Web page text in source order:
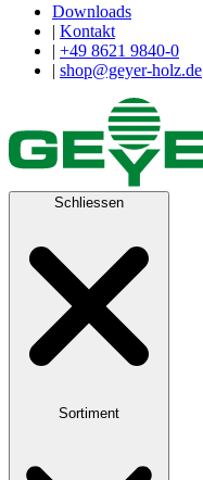
Downloads
| Kontakt
| +49 8621 9840-0
| shop@geyer-holz.de
Schliessen
Sortiment